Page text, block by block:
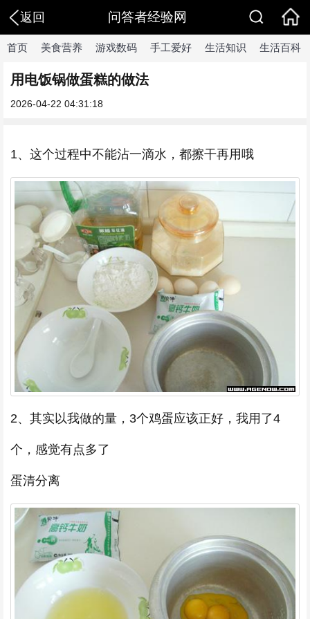
返回 问答者经验网
首页 美食营养 游戏数码 手工爱好 生活知识 生活百科
用电饭锅做蛋糕的做法
2026-04-22 04:31:18
1、这个过程中不能沾一滴水，都擦干再用哦
2、其实以我做的量，3个鸡蛋应该正好，我用了4
个，感觉有点多了
蛋清分离